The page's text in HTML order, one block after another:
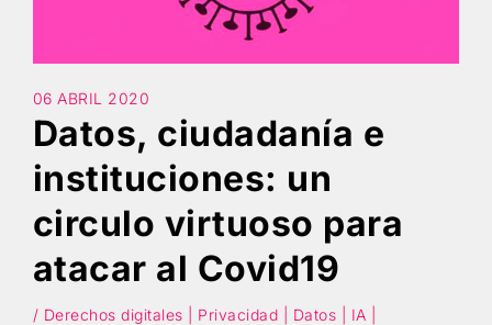
06 ABRIL 2020
Datos, ciudadanía e
instituciones: un
circulo virtuoso para
atacar al Covid19
/ Derechos digitales | Privacidad | Datos | IA |